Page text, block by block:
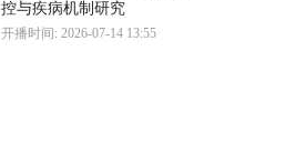
控与疾病机制研究
开播时间: 2026-07-14 13:55